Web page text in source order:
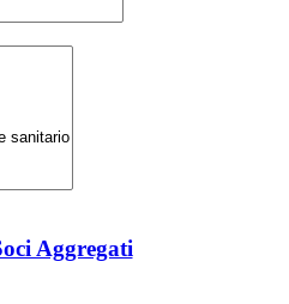
Aggregati